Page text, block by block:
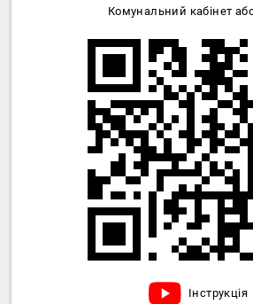
Комунальний кабінет
Інструкція